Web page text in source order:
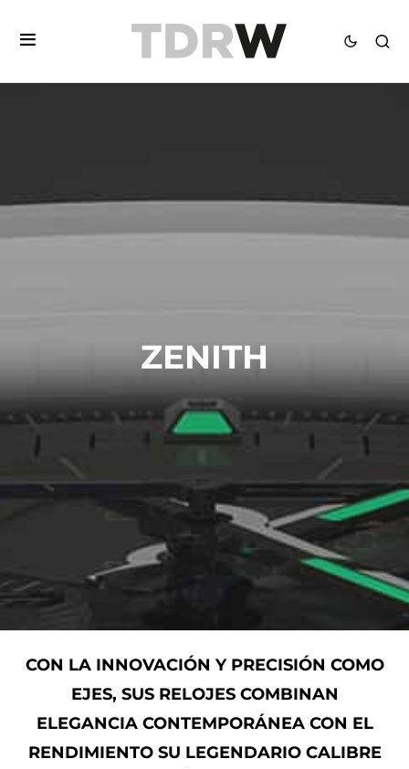
ZENITH
CON LA INNOVACIÓN Y PRECISIÓN COMO
EJES, SUS RELOJES COMBINAN
ELEGANCIA CONTEMPORÁNEA CON EL
RENDIMIENTO SU LEGENDARIO CALIBRE